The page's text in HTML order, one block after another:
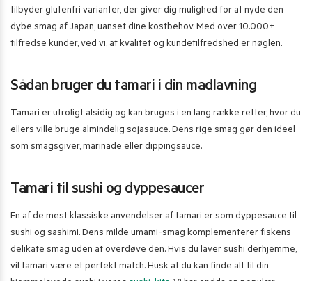
tilbyder glutenfri varianter, der giver dig mulighed for at nyde den
dybe smag af Japan, uanset dine kostbehov. Med over 10.000+
tilfredse kunder, ved vi, at kvalitet og kundetilfredshed er nøglen.
Sådan bruger du tamari i din madlavning
Tamari er utroligt alsidig og kan bruges i en lang række retter, hvor du
ellers ville bruge almindelig sojasauce. Dens rige smag gør den ideel
som smagsgiver, marinade eller dippingsauce.
Tamari til sushi og dyppesaucer
En af de mest klassiske anvendelser af tamari er som dyppesauce til
sushi og sashimi. Dens milde umami-smag komplementerer fiskens
delikate smag uden at overdøve den. Hvis du laver sushi derhjemme,
vil tamari være et perfekt match. Husk at du kan finde alt til din